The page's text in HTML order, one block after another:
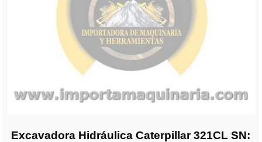
Excavadora Hidráulica Caterpillar 321CL SN: